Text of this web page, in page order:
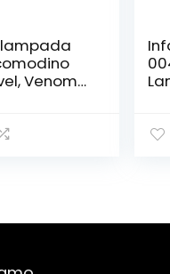
lampada
Venom